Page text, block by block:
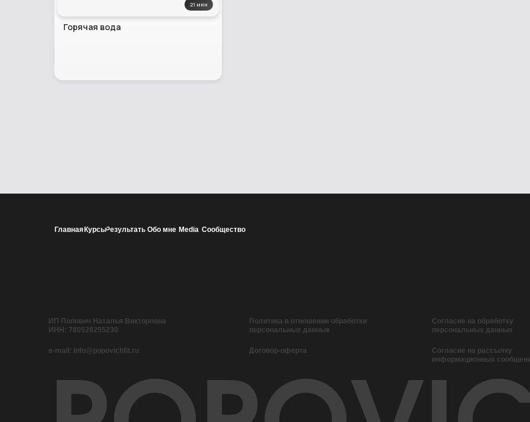
Горячая вода
21 мин
ГлавнаяКурсыРезультаты Обо мне Media Сообщество
Договор-оферта
Политика в отношении обработки
персональных данных
Согласие на обработку
персональных данных
Согласие на рассылку
информационных
ИП Попович Наталья Викторовна
ИНН: 780528255230
e-mail: info@popovichfit.ru